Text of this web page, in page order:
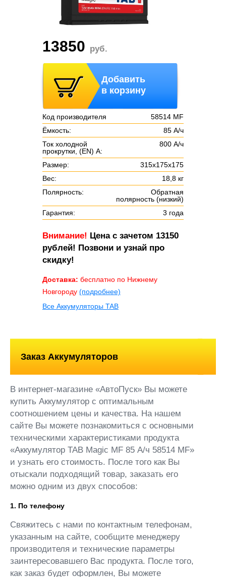
13850 руб.
Добавить
в корзину
Код производителя
58514 MF
Ёмкость:
85 А/ч
Ток холодной
прокрутки, (EN) А:
800 А/ч
Размер:
315х175х175
Вес:
18,8 кг
Полярность:
Обратная
полярность (низкий)
Гарантия:
3 года
Внимание! Цена с зачетом 13150
рублей! Позвони и узнай про
скидку!
Доставка: бесплатно по Нижнему
Новгороду (подробнее)
Все Аккумуляторы TAB
Заказ Аккумуляторов
В интернет-магазине «АвтоПуск» Вы можете
купить Аккумулятор с оптимальным
соотношением цены и качества. На нашем
сайте Вы можете познакомиться с основными
техническими характеристиками продукта
«Аккумулятор TAB Magic MF 85 А/ч 58514 MF»
и узнать его стоимость. После того как Вы
отыскали подходящий товар, заказать его
можно одним из двух способов:
1. По телефону
Свяжитесь с нами по контактным телефонам,
указанным на сайте, сообщите менеджеру
производителя и технические параметры
заинтересовавшего Вас продукта. После того,
как заказ будет оформлен, Вы можете